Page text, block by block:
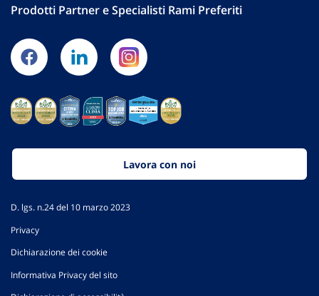
Prodotti Partner e Specialisti Rami Preferiti
Lavora con noi
D. lgs. n.24 del 10 marzo 2023
Privacy
Dichiarazione dei cookie
Informativa Privacy del sito